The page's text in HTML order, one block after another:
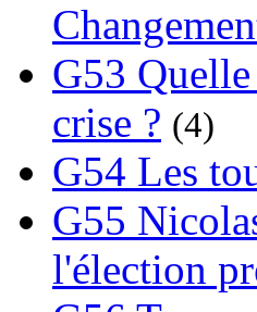
G53
crise ? (4)
G54 Les
G55
l'élection